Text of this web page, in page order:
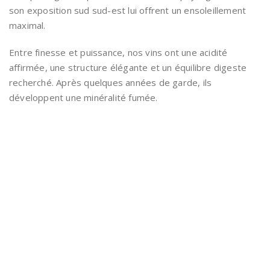
son exposition sud sud-est lui offrent un ensoleillement
maximal.
Entre finesse et puissance, nos vins ont une acidité
affirmée, une structure élégante et un équilibre digeste
recherché. Après quelques années de garde, ils
développent une minéralité fumée.